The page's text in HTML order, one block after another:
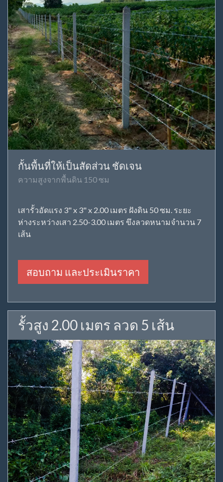
กั้นพื้นที่ให้เป็นสัดส่วน ชัดเจน
ความสูงจากพื้นดิน 150 ซม
เสารั้วอัดแรง 3" x 3" x 2.00 เมตร ฝังดิน 50 ซม. ระยะ
ห่างระหว่างเสา 2.50-3.00 เมตร ขึงลวดหนามจำนวน 7
เส้น
สอบถาม และประเมินราคา
รั้วสูง 2.00 เมตร ลวด 5 เส้น